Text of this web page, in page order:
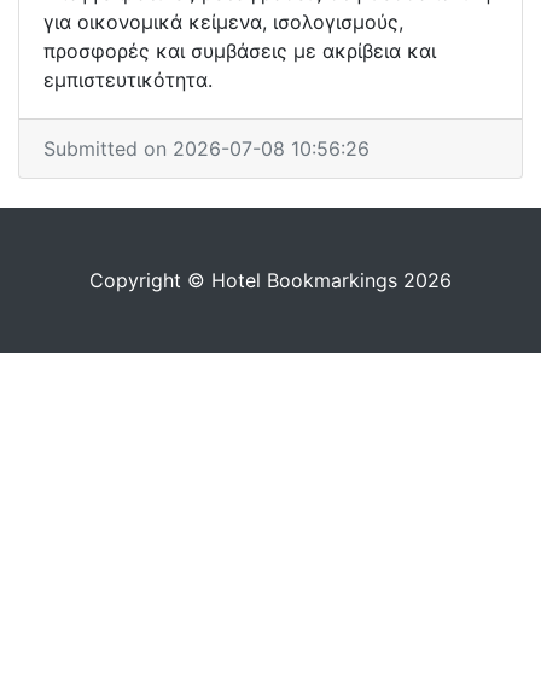
για οικονομικά κείμενα, ισολογισμούς,
προσφορές και συμβάσεις με ακρίβεια και
εμπιστευτικότητα.
Submitted on 2026-07-08 10:56:26
Copyright © Hotel Bookmarkings 2026